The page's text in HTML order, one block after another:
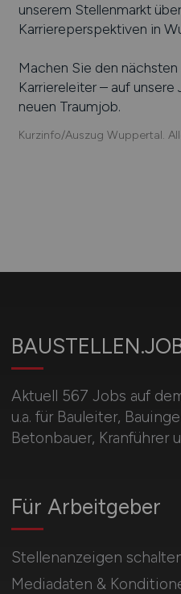
unserem Stellenmarkt
Karriereperspektiven in
Machen Sie den
Karriereleiter – auf
neuen Traumjob.
Kurzinfo/Auszug Wuppertal.
Aktuell 567 Jobs auf
u.a. für Bauleiter,
Betonbauer, Kranführer
Für Arbeitgeber
Stellenanzeigen
Mediadaten &